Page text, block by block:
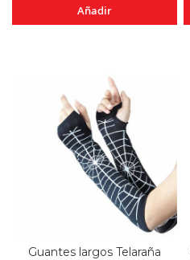
Añadir
Guantes largos Telaraña